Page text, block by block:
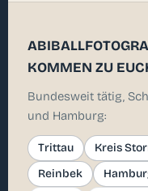
KOMMEN ZU
Bundesweit tätig,
und Hamburg:
Trittau Kreis
Reinbek